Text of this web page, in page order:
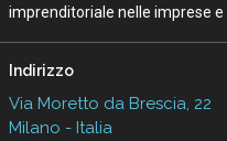
imprenditoriale nelle imprese
Indirizzo
Via Moretto da Brescia, 22
Milano - Italia